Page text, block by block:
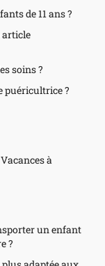
de 11 ans ?
article
soins ?
puéricultrice ?
à
un enfant
?